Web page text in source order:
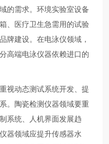
的需求。环境实验室设备
、医疗卫生急需用的试验
牌建设。在电泳仪领域，
高端电泳仪器依赖进口的
视动态测试系统开发、提
。陶瓷检测仪器领域要重
系统、人机界面发展趋
器领域应提升传感器水